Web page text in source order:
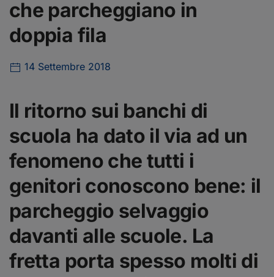
che parcheggiano in
doppia fila
14 Settembre 2018
Il ritorno sui banchi di
scuola ha dato il via ad un
fenomeno che tutti i
genitori conoscono bene: il
parcheggio selvaggio
davanti alle scuole. La
fretta porta spesso molti di